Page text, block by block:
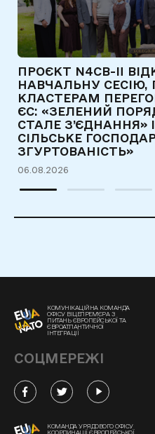
ПРОЄКТ N4CB-II
НАВЧАЛЬНУ
КЛАСТЕРАМ
ЄС: «ЗЕЛЕНИЙ
СТАЛЕ З’ЄДНАННЯ»
СІЛЬСЬКЕ
ЗГУРТОВАНІСТЬ»
06.08.2026
КОМУНІКАЦІЙНА КОМАНДА
ОФІСУ ВІЦЕПРЕМ'ЄРА З
ПИТАНЬ ЄВРОПЕЙСЬКОЇ ТА
ЄВРОАТЛАНТИЧНОЇ
ІНТЕГРАЦІЇ
СОЦМЕРЕЖІ
КОМАНДА УРЯДОВОГО ОФІСУ
КООРДИНАЦІЇ ЄВРОПЕЙСЬКОЇ